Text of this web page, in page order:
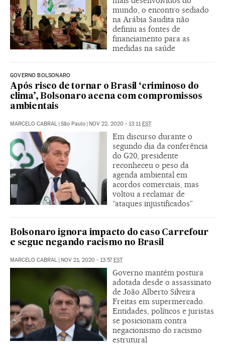
mundo, o encontro sediado
na Arábia Saudita não
definiu as fontes de
financiamento para as
medidas na saúde
GOVERNO BOLSONARO
Após risco de tornar o Brasil ‘criminoso do
clima’, Bolsonaro acena com compromissos
ambientais
MARCELO CABRAL | São Paulo | NOV 22, 2020 - 13:11EST
Em discurso durante o
segundo dia da conferência
do G20, presidente
reconheceu o peso da
agenda ambiental em
acordos comerciais, mas
voltou a reclamar de
“ataques injustificados”
Bolsonaro ignora impacto do caso Carrefour
e segue negando racismo no Brasil
MARCELO CABRAL | NOV 21, 2020 - 13:57EST
Governo mantém postura
adotada desde o assassinato
de João Alberto Silveira
Freitas em supermercado.
Entidades, políticos e juristas
se posicionam contra
negacionismo do racismo
estrutural